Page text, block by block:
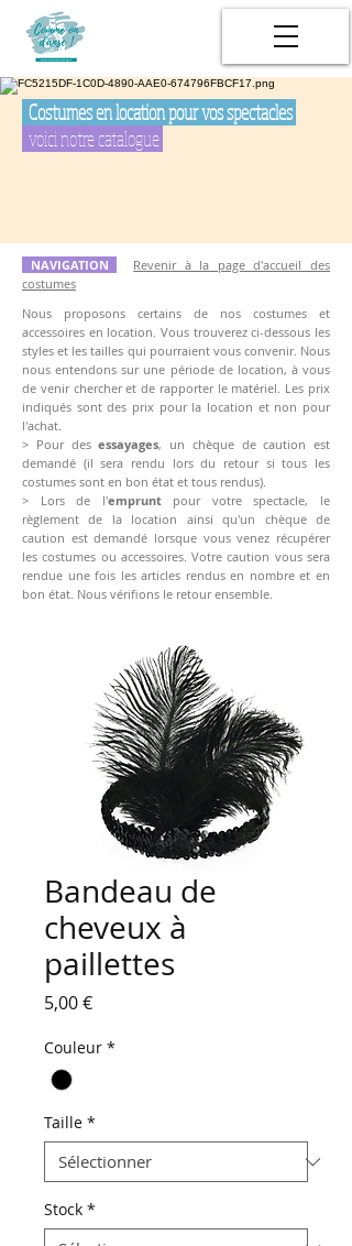
Costumes en location pour vos spectacles
voici notre catalogue
NAVIGATION
Revenir à la page d'accueil des
costumes
Nous proposons certains de nos costumes et
accessoires en location. Vous trouverez ci-dessous les
styles et les tailles qui pourraient vous convenir. Nous
nous entendons sur une période de location, à vous
de venir chercher et de rapporter le matériel. Les prix
indiqués sont des prix pour la location et non pour
l'achat.
> Pour desessayages, un chèque de caution est
demandé (il sera rendu lors du retour si tous les
costumes sont en bon état et tous rendus).
> Lors de l'empruntpour votre spectacle, le
règlement de la location ainsi qu'un chèque de
caution est demandé lorsque vous venez récupérer
les costumes ou accessoires. Votre caution vous sera
rendue une fois les articles rendus en nombre et en
bon état. Nous vérifions le retour ensemble.
Bandeau de
cheveux à
paillettes
5,00 €Prix
Couleur *
Taille *
Stock *